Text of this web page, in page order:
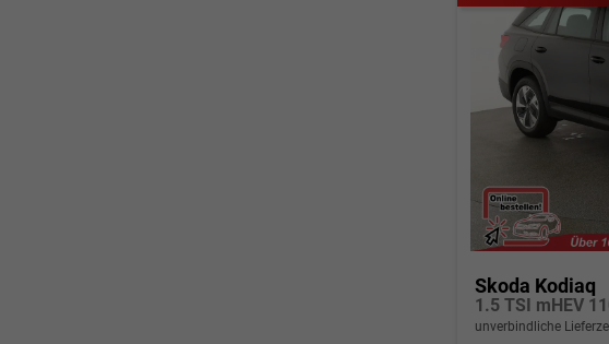
Skoda Kodiaq
unverbindliche